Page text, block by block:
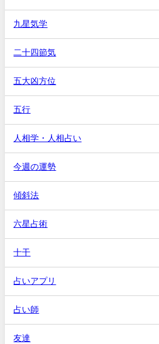
九星気学
二十四節気
五大凶方位
五行
人相学・人相占い
今週の運勢
傾斜法
六星占術
十干
占いアプリ
占い師
友達